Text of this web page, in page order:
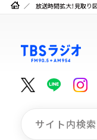
放送時間拡大！見取り